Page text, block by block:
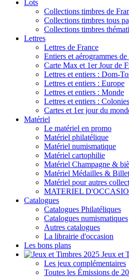
Lots
Collections timbres de
Collections timbres tous
Collections timbres
Lettres
Lettres de France
Entiers et aérogrammes de
Carte Max et 1er Jour de
Lettres et entiers : Dom-
Lettres et entiers : Europe
Lettres et entiers : Monde
Lettres et entiers :
Cartes et 1er jour du
Matériel
Le matériel en promo
Matériel philatélique
Matériel numismatique
Matériel cartophilie
Matériel Champagne &
Matériel Médailles &
Matériel pour autres
MATERIEL
Catalogues
Catalogues Philatéliques
Catalogues numismatiques
Autres catalogues
La librairie d'occasion
Les bons plans
Jeux et
Les jeux complémentaires
Toutes les Émissions de